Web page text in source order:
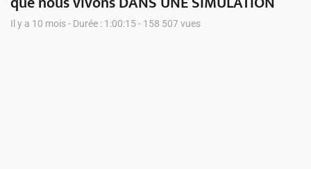
Il y a 10 mois - Durée : 1:00:15 - 158 507 vues